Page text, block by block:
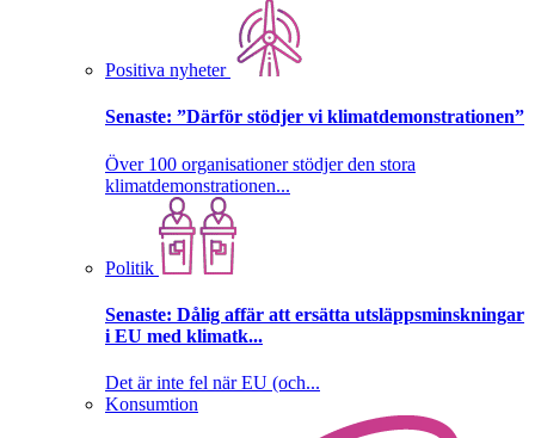
Positiva nyheter
Senaste: ”Därför stödjer vi klimatdemonstrationen”
Över 100 organisationer stödjer den stora
klimatdemonstrationen...
Politik
Senaste: Dålig affär att ersätta utsläppsminskningar
i EU med klimatk...
Det är inte fel när EU (och...
Konsumtion